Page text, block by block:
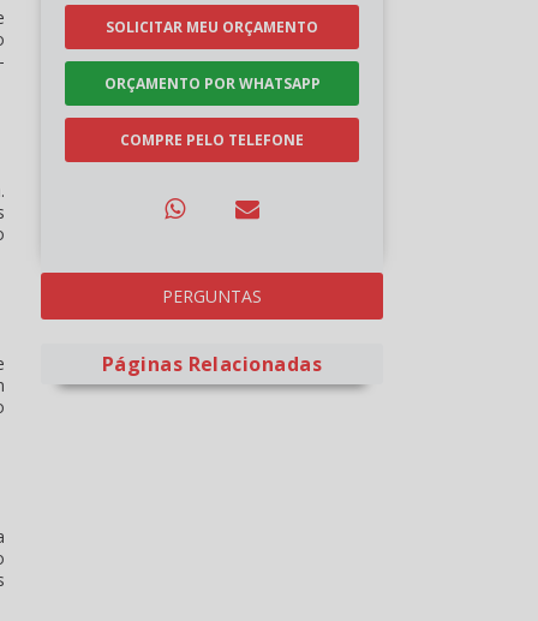
SOLICITAR MEU ORÇAMENTO
ORÇAMENTO POR WHATSAPP
COMPRE PELO TELEFONE
PERGUNTAS
Páginas Relacionadas